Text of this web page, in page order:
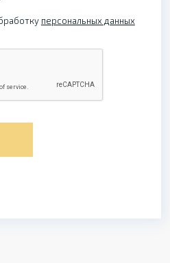
персональных данных